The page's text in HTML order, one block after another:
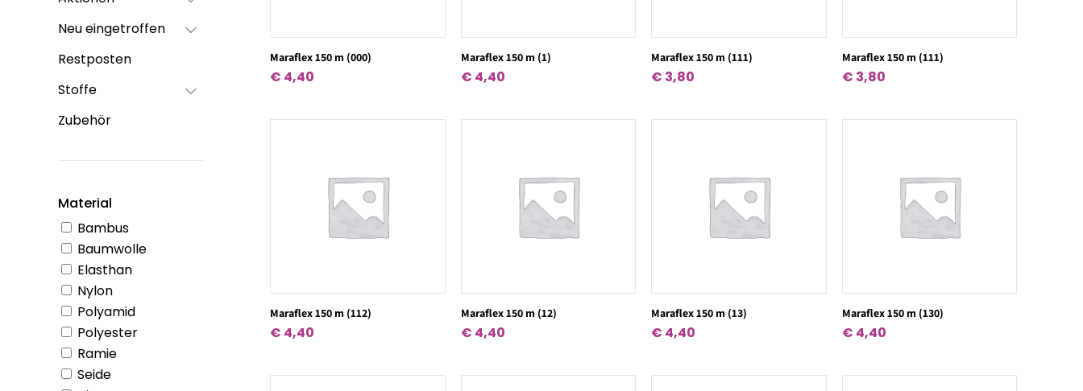
Neu eingetroffen
Restposten
Stoffe
Zubehör
Material
Bambus
Baumwolle
Elasthan
Nylon
Polyamid
Polyester
Ramie
Seide
Maraflex 150 m (000)
€ 4,40
Maraflex 150 m (1)
€ 4,40
Maraflex 150 m (111)
€ 3,80
Maraflex 150 m (111)
€ 3,80
Maraflex 150 m (112)
€ 4,40
Maraflex 150 m (12)
€ 4,40
Maraflex 150 m (13)
€ 4,40
Maraflex 150 m (130)
€ 4,40